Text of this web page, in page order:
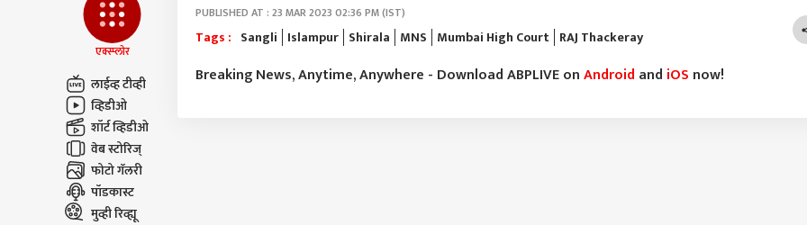
एक्स्प्लोर
लाईव्ह टीव्ही
व्हिडीओ
शॉर्ट व्हिडीओ
वेब स्टोरिज्
फोटो गॅलरी
पॉडकास्ट
मुव्ही रिव्ह्यू
PUBLISHED AT : 23 MAR 2023 02:36 PM (IST)
Tags : Sangli Islampur Shirala MNS Mumbai High Court RAJ Thackeray
Breaking News, Anytime, Anywhere - Download ABPLIVE onAndroid and iOS now!
कोणाला दिलात?? उद्धव
ठाकरेंचा हल्लाबोल